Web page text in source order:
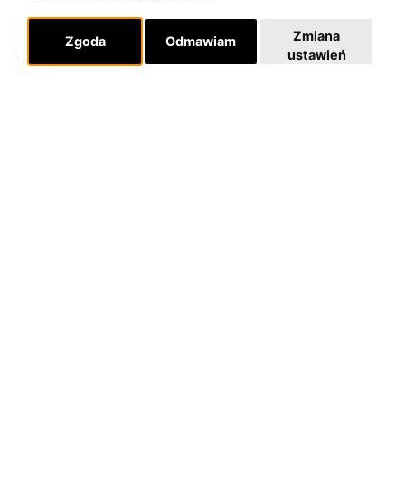
Zgoda Odmawiam
Zmiana
ustawień
RECENZJE
Pomoc